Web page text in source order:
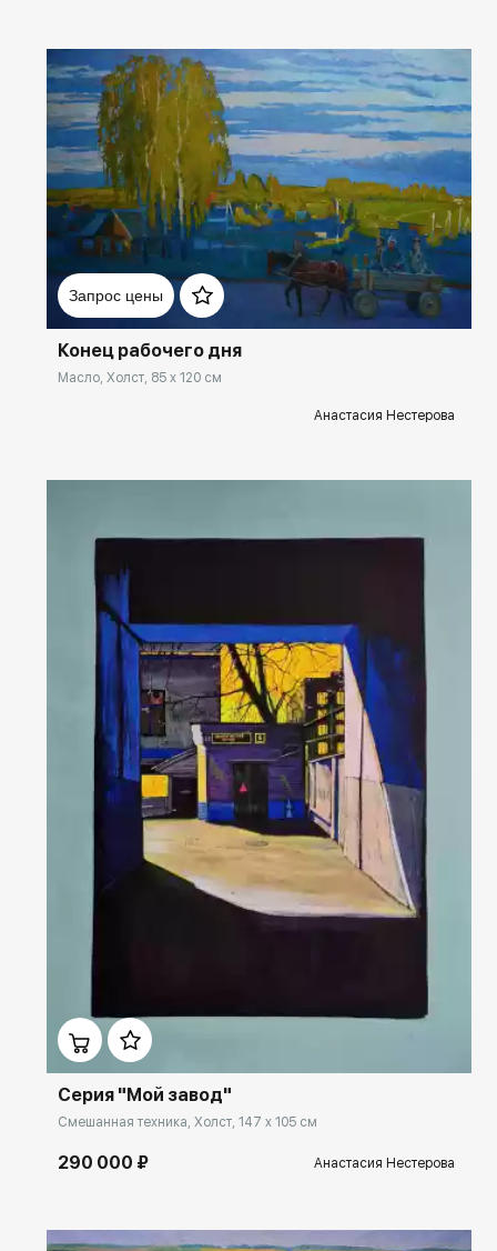
Запрос цены
Домен: ekb.rakovgallery.ru
Конец рабочего дня
Масло, Холст, 85 x 120 см
Анастасия Нестерова
Серия "Мой завод"
Смешанная техника, Холст, 147 x 105 см
290 000 ₽ Анастасия Нестерова